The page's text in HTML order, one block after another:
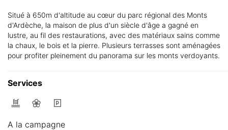
Situé à 650m d'altitude au cœur du parc régional des Monts
d'Ardèche, la maison de plus d'un siècle d'âge a gagné en
lustre, au fil des restaurations, avec des matériaux sains comme
la chaux, le bois et la pierre. Plusieurs terrasses sont aménagées
pour profiter pleinement du panorama sur les monts verdoyants.
Services
A la campagne